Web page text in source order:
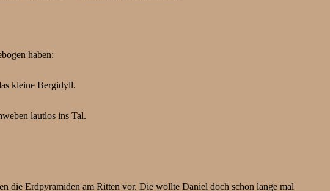
haben:
kleine Bergidyll.
lautlos ins Tal.
die Erdpyramiden am Ritten vor. Die wollte Daniel doch schon lange mal